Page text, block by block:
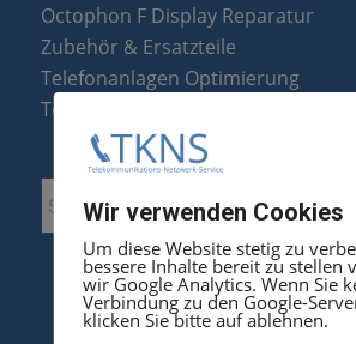
Octophon F Display Reparatur
Zubehör & Ersatzteile
Telefonanlagen Optimierung
Telefonanlagen Erweiterung
Wir verwenden Cookies
Um diese Website stetig zu
bessere Inhalte bereit zu stellen
wir Google Analytics. Wenn Sie
Verbindung zu den Google-
klicken Sie bitte auf ablehnen.